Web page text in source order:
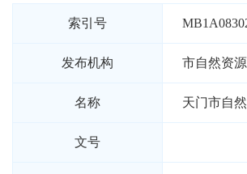
索引号
发布机构 市自然资
名称 天门市自
文号